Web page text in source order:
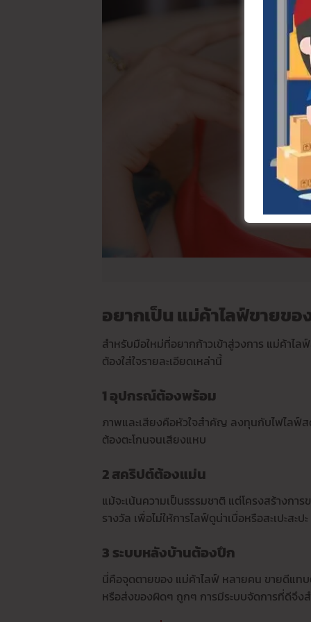
อยากเป็น แม่ค้าไลฟ์ขายข
สำหรับมือใหม่ที่อยากก้าวเข้าสู่วงการ แม่ค้าไ
ต้องใส่ใจรายละเอียดเหล่านี้
1 อุปกรณ์ต้องพร้อม
ภาพและเสียงคือหัวใจสำคัญ ลงทุนกับไฟไลฟ์ส
ต้องตะโกนจนเสียงแหบ
2 สคริปต์ต้องแม่น
แม้จะเน้นความเป็นธรรมชาติ แต่โครงสร้างกา
รางวัล เพื่อไม่ให้การไลฟ์ดูน่าเบื่อหรือสะเปะสะปะ
3 ระบบหลังบ้านต้องปึก
นี่คือจุดตายของ แม่ค้าไลฟ์ หลายคน ขายดีแทบ
หรือส่งของผิดๆ ถูกๆ การมีระบบจัดการที่ดีจึ